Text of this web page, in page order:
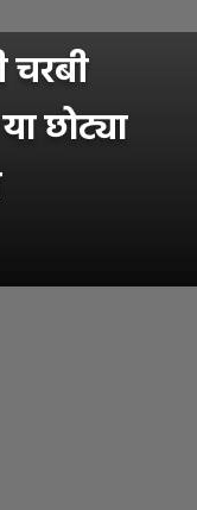
चरबी
छोट्या